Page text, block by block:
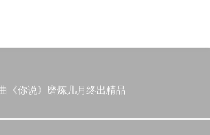
《你说》磨炼几月终出精品